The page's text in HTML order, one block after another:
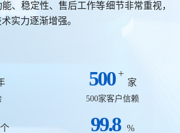
、稳定性、售后工作等细节非常重视，
实力逐渐增强。
500 +
家
500家客户信赖
个 99.8 %